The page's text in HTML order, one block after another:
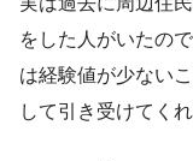
をした人がいたの
は経験値が少ない
して引き受けてく